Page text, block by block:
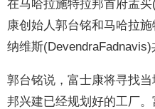
在马哈拉施特拉邦首府孟
康创始人郭台铭和马哈拉
纳维斯(DevendraFadnavis)
郭台铭说，富士康将寻找
邦兴建已经规划好的工厂